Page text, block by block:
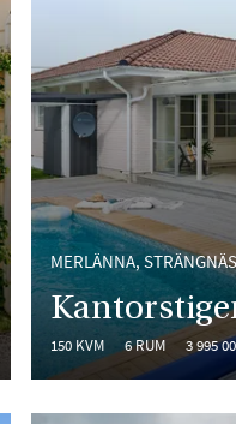
MERLÄNNA,
150 KVM 6 RUM 3 995